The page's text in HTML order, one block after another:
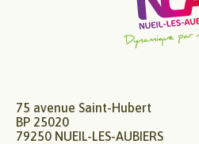
75 avenue Saint-Hubert
BP 25020
79250 NUEIL-LES-AUBIERS